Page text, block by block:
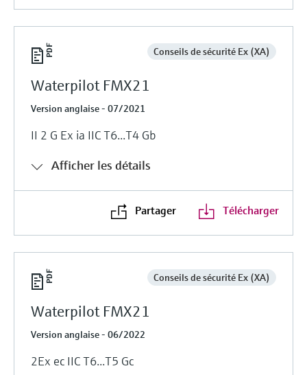
Conseils de sécurité Ex (XA)
Waterpilot FMX21
Version anglaise - 07/2021
II 2 G Ex ia IIC T6...T4 Gb
Afficher les détails
Partager Télécharger
Conseils de sécurité Ex (XA)
Waterpilot FMX21
Version anglaise - 06/2022
2Ex ec IIC T6...T5 Gc